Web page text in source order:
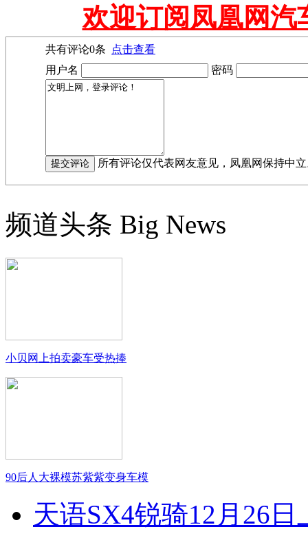
欢迎订阅凤凰网汽
共有评论0条
点击查看
用户名
密码
所有评论仅代表网友意见，凤凰网保持中
频道头条 Big News
小贝网上拍卖豪车受热捧
90后人大裸模苏紫紫变身车模
天语SX4锐骑12月26